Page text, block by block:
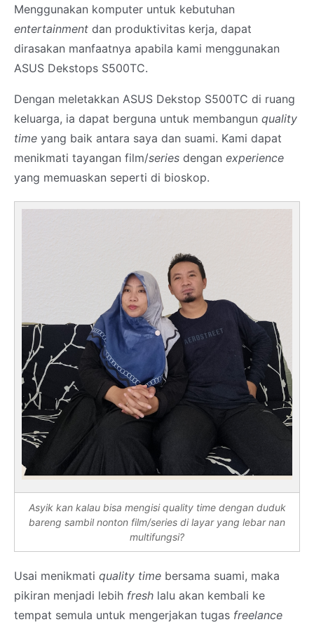
Menggunakan komputer untuk kebutuhan
entertainment dan produktivitas kerja, dapat
dirasakan manfaatnya apabila kami menggunakan
ASUS Dekstops S500TC.
Dengan meletakkan ASUS Dekstop S500TC di ruang
keluarga, ia dapat berguna untuk membangun quality
time yang baik antara saya dan suami. Kami dapat
menikmati tayangan film/series dengan experience
yang memuaskan seperti di bioskop.
Asyik kan kalau bisa mengisiquality timedengan duduk
bareng sambil nonton film/series di layar yang lebar nan
multifungsi?
Usai menikmati quality time bersama suami, maka
pikiran menjadi lebih fresh lalu akan kembali ke
tempat semula untuk mengerjakan tugas freelance